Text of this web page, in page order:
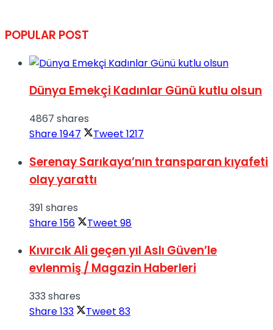
POPULAR POST
Dünya Emekçi Kadınlar Günü kutlu olsun
4867 shares
Share1947 Tweet 1217
Serenay Sarıkaya’nın transparan kıyafeti
olay yarattı
391 shares
Share156 Tweet 98
Kıvırcık Ali geçen yıl Aslı Güven’le
evlenmiş / Magazin Haberleri
333 shares
Share133 Tweet 83